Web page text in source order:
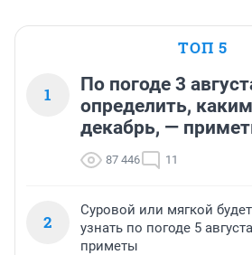
ТОП 5
1
По погоде 3
определить,
декабрь, —
87 446 11
2
Суровой или мягкой
узнать по погоде 5
приметы